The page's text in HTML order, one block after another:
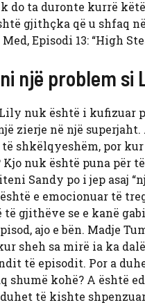
do ta duronte kurrë
gjithçka që u shfaq
Episodi 13: “High
një problem si
nuk është i kufizuar
zierje në një superjaht.
shkëlqyeshëm, por
nuk është puna për
Sandy po i jep asaj
e emocionuar të
të gjithëve se e kanë
ajo e bën. Madje
sheh sa mirë ia ka
të episodit. Por a
shumë kohë? A është
të kishte